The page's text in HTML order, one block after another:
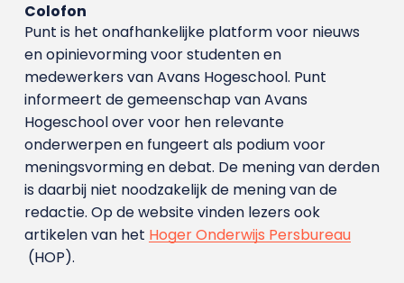
Colofon
Punt is het onafhankelijke platform voor nieuws
en opinievorming voor studenten en
medewerkers van Avans Hoge­school. Punt
informeert de gemeenschap van Avans
Hogeschool over voor hen relevante
onderwerpen en fungeert als podium voor
meningsvorming en debat. De mening van derden
is daarbij niet noodzakelijk de mening van de
redactie. Op de website vinden lezers ook
artikelen van het Hoger Onderwijs Persbureau
(HOP).